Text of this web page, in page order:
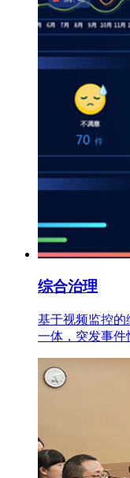
综合治理
基于视频监控
一体，突发事件